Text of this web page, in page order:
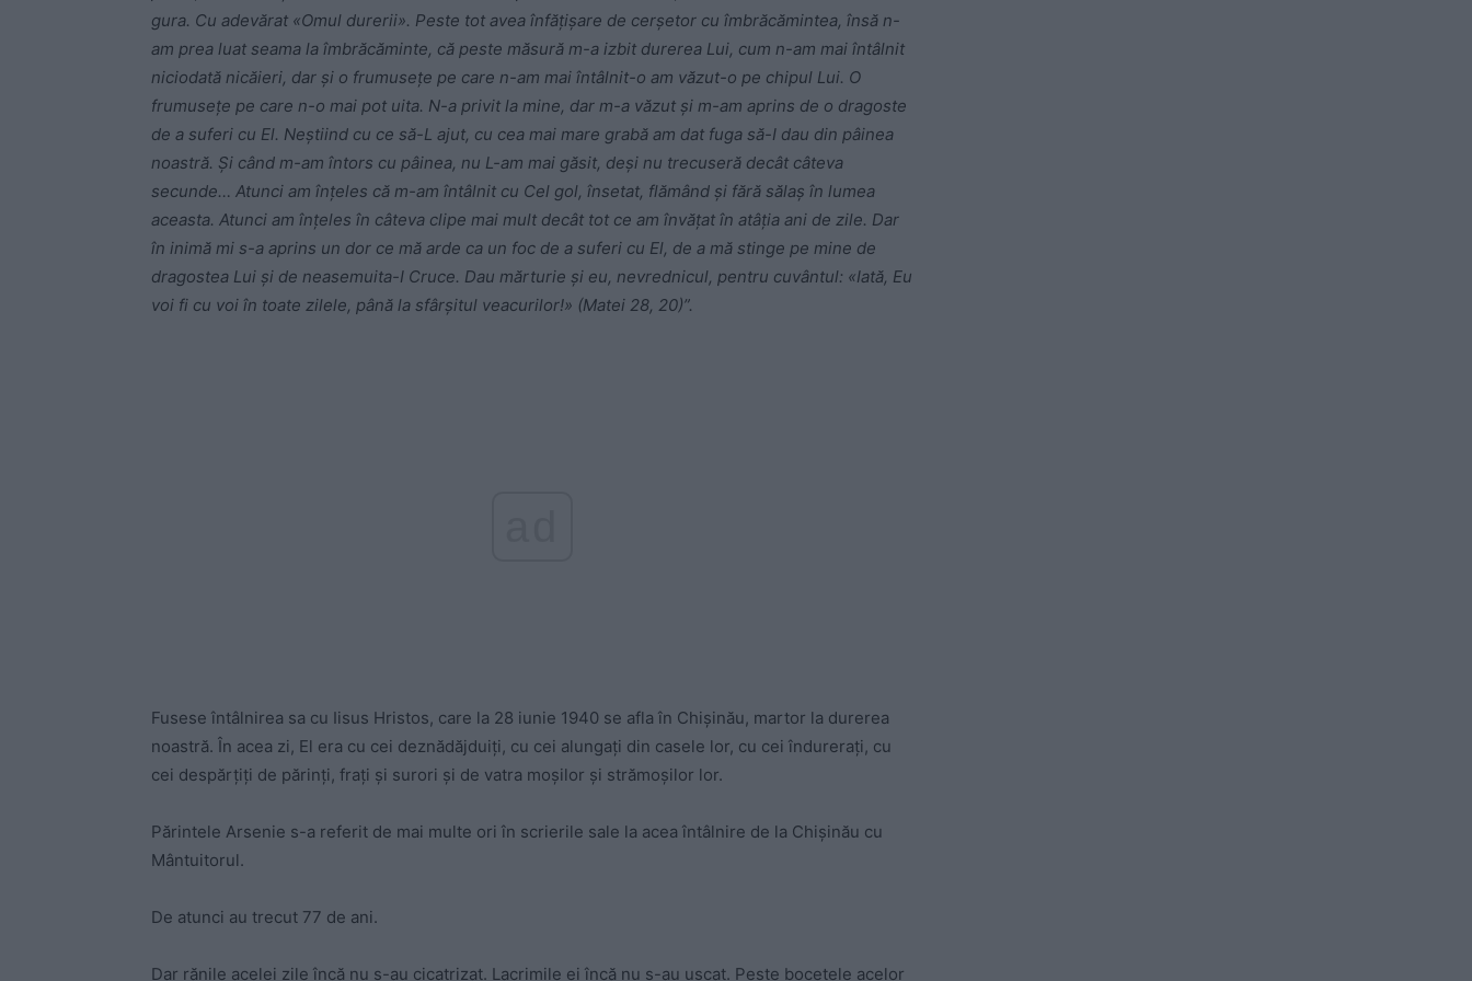
gura. Cu adevărat «Omul durerii». Peste tot avea înfăţişare de cerşetor cu îmbrăcămintea, însă n-
am prea luat seama la îmbrăcăminte, că peste măsură m-a izbit durerea Lui, cum n-am mai întâlnit
niciodată nicăieri, dar şi o frumuseţe pe care n-am mai întâlnit-o am văzut-o pe chipul Lui. O
frumuseţe pe care n-o mai pot uita. N-a privit la mine, dar m-a văzut şi m-am aprins de o dragoste
de a suferi cu El. Neştiind cu ce să-L ajut, cu cea mai mare grabă am dat fuga să-I dau din pâinea
noastră. Şi când m-am întors cu pâinea, nu L-am mai găsit, deşi nu trecuseră decât câteva
secunde… Atunci am înţeles că m-am întâlnit cu Cel gol, însetat, flămând şi fără sălaş în lumea
aceasta. Atunci am înţeles în câteva clipe mai mult decât tot ce am învăţat în atâţia ani de zile. Dar
în inimă mi s-a aprins un dor ce mă arde ca un foc de a suferi cu El, de a mă stinge pe mine de
dragostea Lui şi de neasemuita-I Cruce. Dau mărturie şi eu, nevrednicul, pentru cuvântul: «Iată, Eu
voi fi cu voi în toate zilele, până la sfârşitul veacurilor!» (Matei 28, 20)”.
Fusese întâlnirea sa cu Iisus Hristos, care la 28 iunie 1940 se afla în Chişinău, martor la durerea
noastră. În acea zi, El era cu cei deznădăjduiţi, cu cei alungaţi din casele lor, cu cei îndureraţi, cu
cei despărţiţi de părinţi, fraţi şi surori şi de vatra moşilor şi strămoşilor lor.
Părintele Arsenie s-a referit de mai multe ori în scrierile sale la acea întâlnire de la Chişinău cu
Mântuitorul.
De atunci au trecut 77 de ani.
Dar rănile acelei zile încă nu s-au cicatrizat. Lacrimile ei încă nu s-au uscat. Peste bocetele acelor